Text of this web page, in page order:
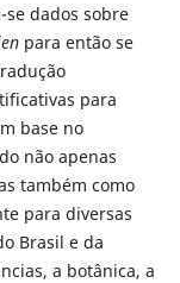
se dados sobre
para então se
para
base no
não apenas
também como
para diversas
Brasil e da
a botânica, a